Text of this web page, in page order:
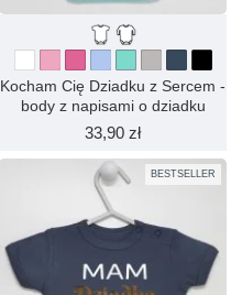
Kocham Cię Dziadku z Sercem -
body z napisami o dziadku
33,90 zł
BESTSELLER